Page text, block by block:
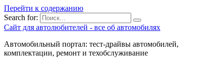
Перейти к содержанию
Search for:
Сайт для автолюбителей - все об автомобилях
Автомобильный портал: тест-драйвы автомобилей,
комплектации, ремонт и техобслуживание